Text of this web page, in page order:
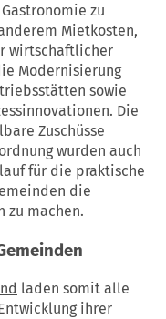
zu
Mietkosten,
wirtschaftlicher
Modernisierung
sowie
Die
Zuschüsse
wurden auch
für die praktische
die
zu machen.
laden somit alle
ihrer